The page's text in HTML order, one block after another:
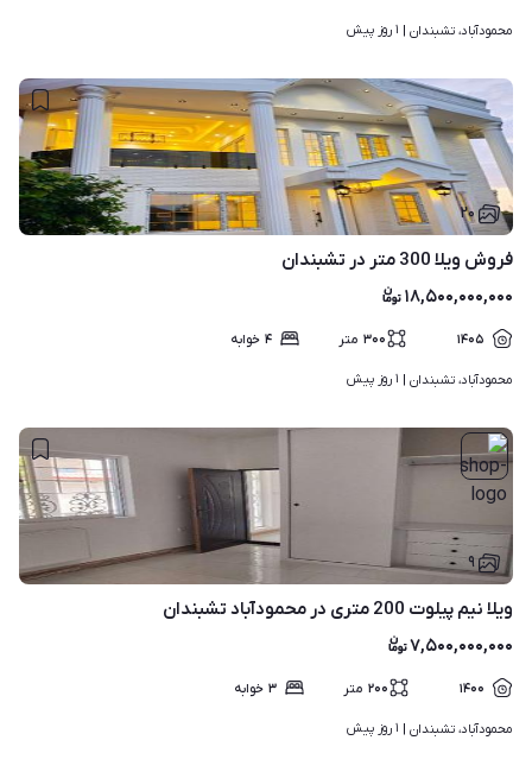
محمودآباد، تشبندان | ۱ روز پیش
۲۰
فروش ویلا 300 متر در تشبندان
۱۸,۵۰۰,۰۰۰,۰۰۰
۱۴۰۵ ۳۰۰ متر ۴ خوابه
محمودآباد، تشبندان | ۱ روز پیش
۹
ویلا نیم پیلوت 200 متری در محمودآباد تشبندان
۷,۵۰۰,۰۰۰,۰۰۰
۱۴۰۰ ۲۰۰ متر ۳ خوابه
محمودآباد، تشبندان | ۱ روز پیش